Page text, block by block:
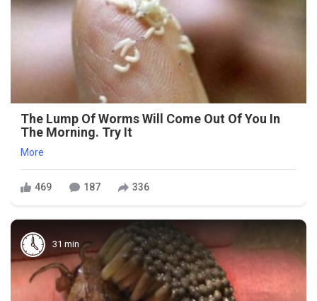
The Lump Of Worms Will Come Out Of You In
The Morning. Try It
More
469 187 336
31 min